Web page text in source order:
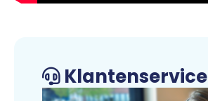
Klantenservice